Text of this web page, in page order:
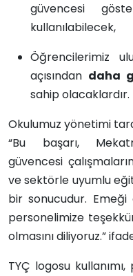
güvencesi
kullanılabilecek,
Öğrencilerimiz
açısından daha
sahip olacaklardır.
Okulumuz yönetimi
“Bu başarı,
güvencesi
ve sektörle uyumlu
bir sonucudur.
personelimize
olmasını diliyoruz.”
TYÇ logosu